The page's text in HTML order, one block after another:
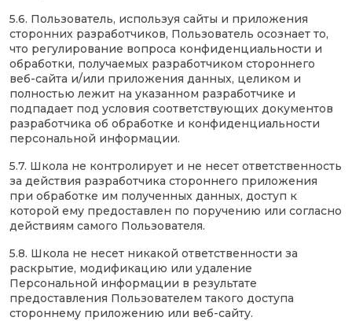
5.6. Пользователь, используя сайты и приложения
сторонних разработчиков, Пользователь осознает то,
что регулирование вопроса конфиденциальности и
обработки, получаемых разработчиком стороннего
веб-сайта и/или приложения данных, целиком и
полностью лежит на указанном разработчике и
подпадает под условия соответствующих документов
разработчика об обработке и конфиденциальности
персональной информации.
5.7. Школа не контролирует и не несет ответственность
за действия разработчика стороннего приложения
при обработке им полученных данных, доступ к
которой ему предоставлен по поручению или согласно
действиям самого Пользователя.
5.8. Школа не несет никакой ответственности за
раскрытие, модификацию или удаление
Персональной информации в результате
предоставления Пользователем такого доступа
стороннему приложению или веб-сайту.